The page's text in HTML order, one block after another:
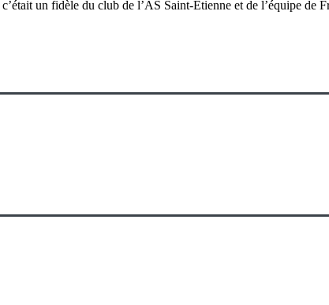
un fidèle du club de l’AS Saint-Etienne et de l’équipe de